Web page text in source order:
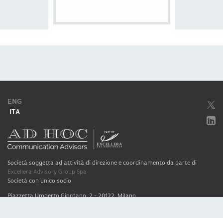
ENG
ITA
Società soggetta ad attività di direzione e coordinamento da parte di
Excellera Advisory Group Spa
Società con unico socio
Piazzetta Umberto Giordano, 2 - 20122, Milano